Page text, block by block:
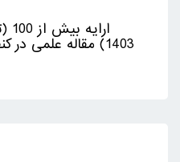
1403) مقاله علمی